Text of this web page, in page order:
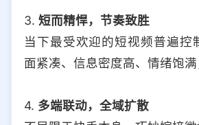
3. 短而精悍，节奏致胜
当下最受欢迎的短视频普遍控
面紧凑、信息密度高、情绪饱满
4. 多端联动，全域扩散